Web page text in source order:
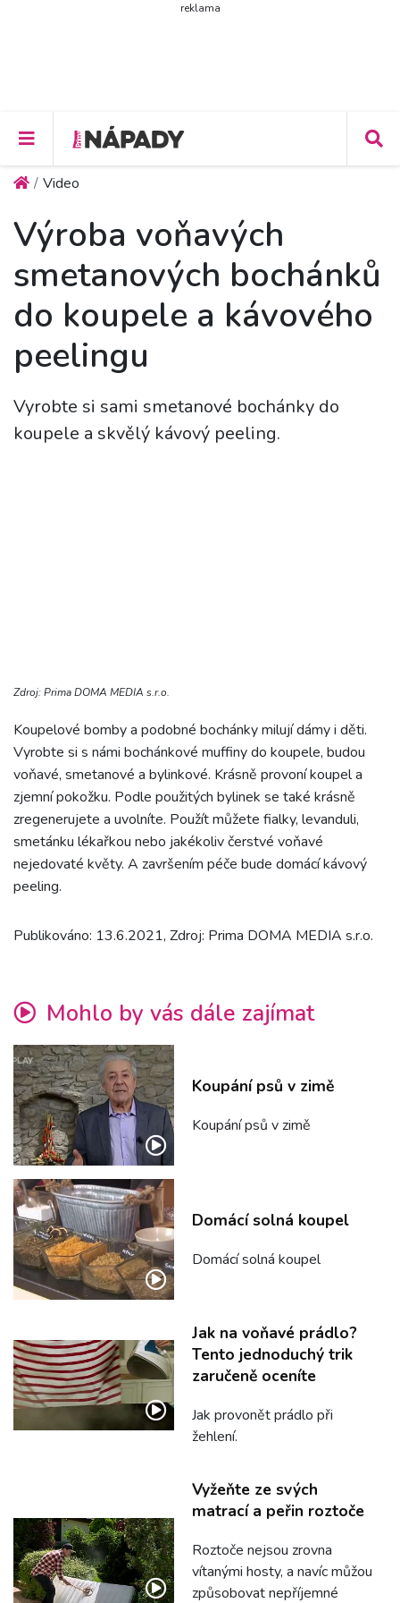
reklama
Video
Výroba voňavých
smetanových bochánků
do koupele a kávového
peelingu
Vyrobte si sami smetanové bochánky do
koupele a skvělý kávový peeling.
Zdroj: Prima DOMA MEDIA s.r.o.
Koupelové bomby a podobné bochánky milují dámy i děti.
Vyrobte si s námi bochánkové muffiny do koupele, budou
voňavé, smetanové a bylinkové. Krásně provoní koupel a
zjemní pokožku. Podle použitých bylinek se také krásně
zregenerujete a uvolníte. Použít můžete fialky, levanduli,
smetánku lékařkou nebo jakékoliv čerstvé voňavé
nejedovaté květy. A završením péče bude domácí kávový
peeling.
Publikováno: 13.6.2021, Zdroj: Prima DOMA MEDIA s.r.o.
Mohlo by vás dále zajímat
Koupání psů v zimě
Koupání psů v zimě
Domácí solná koupel
Domácí solná koupel
Jak na voňavé prádlo?
Tento jednoduchý trik
zaručeně oceníte
Jak provonět prádlo při
žehlení.
Vyžeňte ze svých
matrací a peřin roztoče
Roztoče nejsou zrovna
vítanými hosty, a navíc můžou
způsobovat nepříjemné